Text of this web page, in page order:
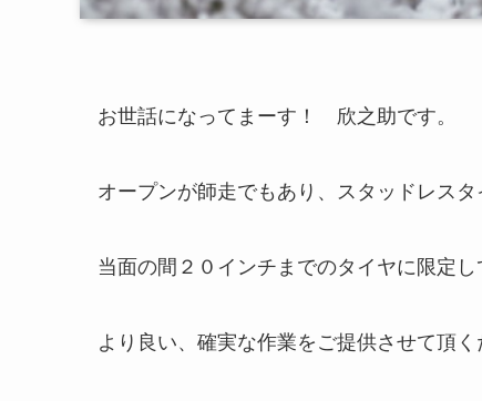
お世話になってまーす！ 欣之助です。
オープンが師走でもあり、スタッドレス
当面の間２０インチまでのタイヤに限定
より良い、確実な作業をご提供させて頂く